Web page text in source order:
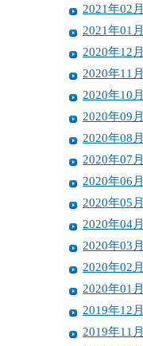
2021年02月
2021年01月
2020年12月
2020年11月
2020年10月
2020年09月
2020年08月
2020年07月
2020年06月
2020年05月
2020年04月
2020年03月
2020年02月
2020年01月
2019年12月
2019年11月